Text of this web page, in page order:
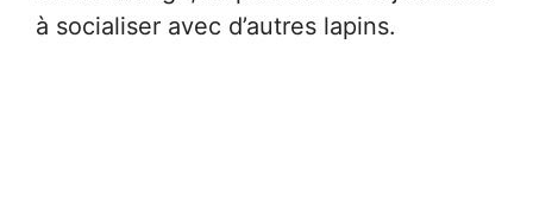
à socialiser avec d’autres lapins.